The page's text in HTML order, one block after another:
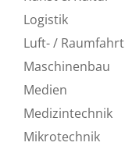
Logistik
Luft- / Raumfahrt
Maschinenbau
Medien
Medizintechnik
Mikrotechnik